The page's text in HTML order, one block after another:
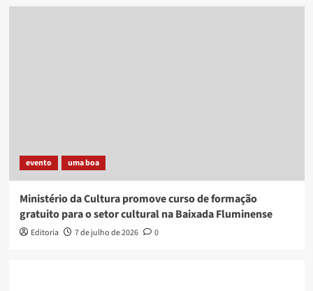
evento uma boa
Ministério da Cultura promove curso de formação
gratuito para o setor cultural na Baixada Fluminense
Editoria 7 de julho de 2026 0